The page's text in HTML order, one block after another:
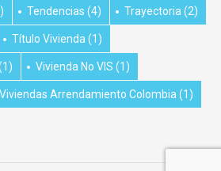
Tendencias (4) Trayectoria (2)
Título Vivienda (1)
Vivienda No VIS (1)
Viviendas Arrendamiento Colombia (1)